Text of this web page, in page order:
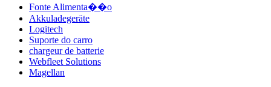
Fonte Alimenta��o
Akkuladegeräte
Logitech
Suporte do carro
chargeur de batterie
Webfleet Solutions
Magellan